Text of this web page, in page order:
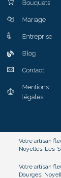
Bouquets
Mariage
Entreprise
Blog
Contact
Mentions
légales
Votre artisan
Noyelles-Les-
Votre artisan
Dourges,